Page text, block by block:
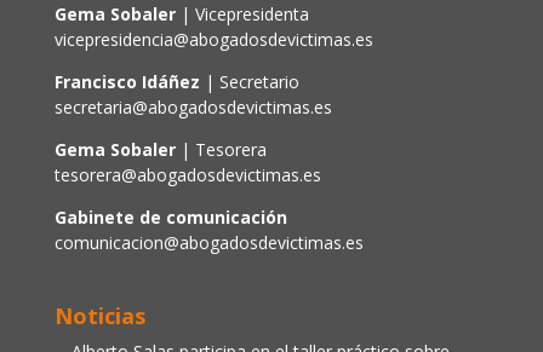
Gema Sobaler | Vicepresidenta
vicepresidencia@abogadosdevictimas.es
Francisco Idáñez | Secretario
secretaria@abogadosdevictimas.es
Gema Sobaler| Tesorera
tesorera@abogadosdevictimas.es
Gabinete de comunicación
comunicacion@abogadosdevictimas.es
Noticias